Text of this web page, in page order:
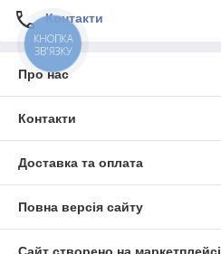
Контакти
Про нас
Контакти
Доставка та оплата
Повна версія сайту
КНОПКА
ЗВ'ЯЗКУ